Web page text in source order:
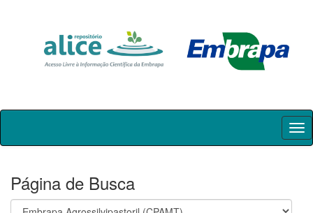
Skip
Página de Busca